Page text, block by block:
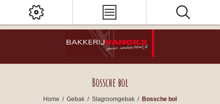
Bossche bol
Home / Gebak / Slagroomgebak / Bossche bol